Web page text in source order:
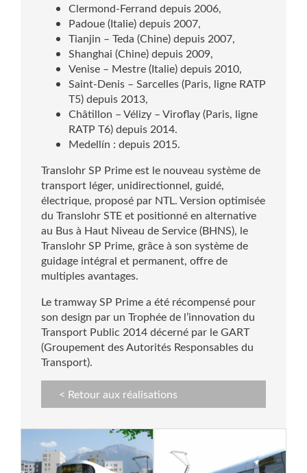
Clermond-Ferrand depuis 2006,
Padoue (Italie) depuis 2007,
Tianjin – Teda (Chine) depuis 2007,
Shanghai (Chine) depuis 2009,
Venise – Mestre (Italie) depuis 2010,
Saint-Denis – Sarcelles (Paris, ligne RATP
T5) depuis 2013,
Châtillon – Vélizy – Viroflay (Paris, ligne
RATP T6) depuis 2014.
Medellín : depuis 2015.
Translohr SP Prime est le nouveau système de
transport léger, unidirectionnel, guidé,
électrique, proposé par NTL. Version optimisée
du Translohr STE et positionné en alternative
au Bus à Haut Niveau de Service (BHNS), le
Translohr SP Prime, grâce à son système de
guidage intégral et permanent, offre de
multiples avantages.
Le tramway SP Prime a été récompensé pour
son design par un Trophée de l’innovation du
Transport Public 2014 décerné par le GART
(Groupement des Autorités Responsables du
Transport).
< Retour aux réalisations